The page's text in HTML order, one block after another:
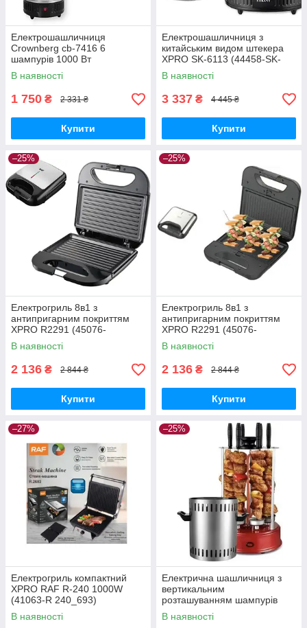
Електрошашличниця
Crownberg cb-7416 6
шампурів 1000 Вт
нержавіюча сталь (cb-
7416_1025)
В наявності
1 750 ₴ 2 331 ₴
Купити
Електрошашличниця з
китайським видом штекера
XPRO SK-6113 (44458-SK-
6113_1427)
В наявності
3 337 ₴ 4 445 ₴
Купити
–25%
Електрогриль 8в1 з
антипригарним покриттям
XPRO R2291 (45076-
R2291_1291)
В наявності
2 136 ₴ 2 844 ₴
Купити
–25%
Електрогриль 8в1 з
антипригарним покриттям
XPRO R2291 (45076-
R2291_1298)
В наявності
2 136 ₴ 2 844 ₴
Купити
–27%
Електрогриль компактний
XPRO RAF R-240 1000W
(41063-R 240_693)
В наявності
–25%
Електрична шашличниця з
вертикальним
розташуванням шампурів
XPRO ZP-065 (42841-ZP-
065_967)
В наявності